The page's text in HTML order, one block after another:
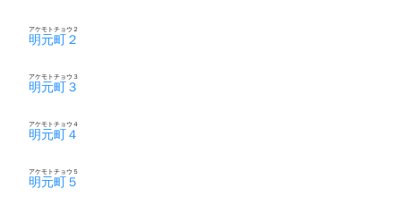
明元町２
アケモトチョウ２
明元町３
アケモトチョウ３
明元町４
アケモトチョウ４
明元町５
アケモトチョウ５